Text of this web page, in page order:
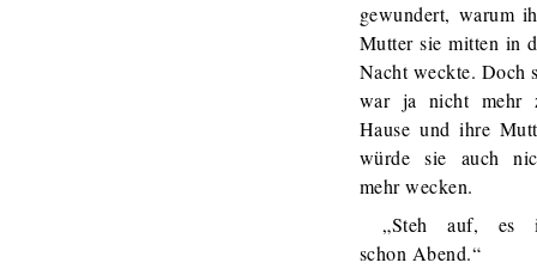
gewundert, warum
Mutter sie mitten in
Nacht weckte. Doch
war ja nicht mehr
Hause und ihre
würde sie auch
mehr wecken.
„Steh auf, es
schon Abend.“